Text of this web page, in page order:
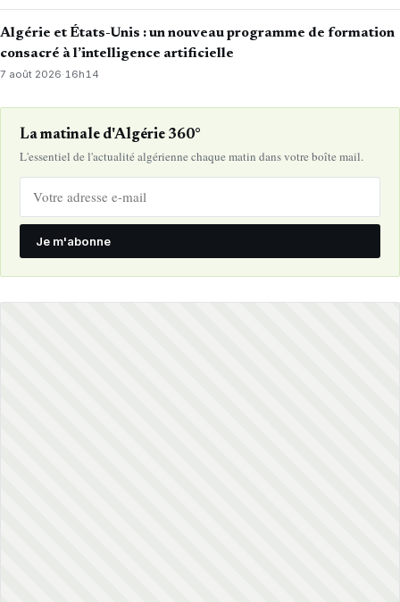
Algérie et États-Unis : un nouveau programme de formation
consacré à l’intelligence artificielle
7 août 2026·16h14
La matinale d'Algérie 360°
L'essentiel de l'actualité algérienne chaque matin dans votre boîte mail.
Je m'abonne